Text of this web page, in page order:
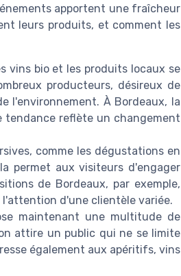
apportent une fraîcheur
leurs produits, et comment les
vins bio et les produits locaux se
producteurs, désireux de
l'environnement. À Bordeaux, la
reflète un changement
comme les dégustations en
permet aux visiteurs d'engager
de Bordeaux, par exemple,
d'une clientèle variée.
maintenant une multitude de
attire un public qui ne se limite
également aux apéritifs, vins